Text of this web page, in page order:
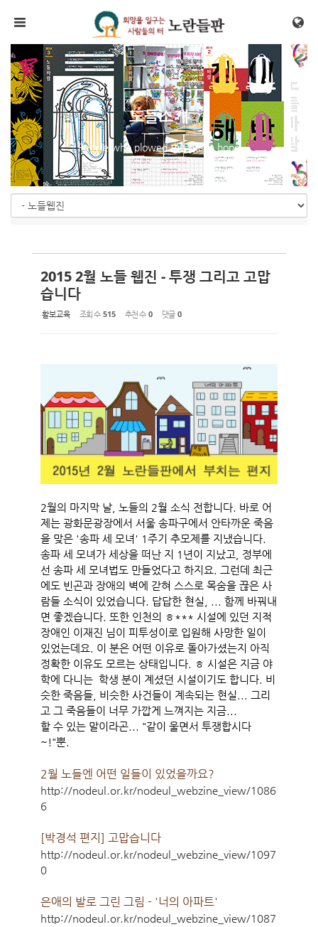
노들소개
People who plowed the site in hope
2015 2월 노들 웹진 - 투쟁 그리고 고맙
습니다
활보교육 조회 수 515 추천 수 0 댓글 0
2월의 마지막 날, 노들의 2월 소식 전합니다. 바로 어
제는 광화문광장에서 서울 송파구에서 안타까운 죽음
을 맞은 '송파 세 모녀' 1주기 추모제를 지냈습니다.
송파 세 모녀가 세상을 떠난 지 1년이 지났고, 정부에
선 송파 세 모녀법도 만들었다고 하지요. 그런데 최근
에도 빈곤과 장애의 벽에 갇혀 스스로 목숨을 끊은 사
람들 소식이 있었습니다. 답답한 현실, ... 함께 바꿔내
면 좋겠습니다. 또한 인천의 ㅎ*** 시설에 있던 지적
장애인 이재진 님이 피투성이로 입원해 사망한 일이
있었는데요. 이 분은 어떤 이유로 돌아가셨는지 아직
정확한 이유도 모르는 상태입니다. ㅎ 시설은 지금 야
학에 다니는 학생 분이 계셨던 시설이기도 합니다. 비
슷한 죽음들, 비슷한 사건들이 계속되는 현실... 그리
고 그 죽음들이 너무 가깝게 느껴지는 지금...
할 수 있는 말이라곤... "같이 울면서 투쟁합시다
~!"뿐.
2월 노들엔 어떤 일들이 있었을까요?
http://nodeul.or.kr/nodeul_webzine_view/1086
6
[박경석 편지] 고맙습니다
http://nodeul.or.kr/nodeul_webzine_view/1097
0
은애의 발로 그린 그림 - '너의 아파트'
http://nodeul.or.kr/nodeul_webzine_view/1087